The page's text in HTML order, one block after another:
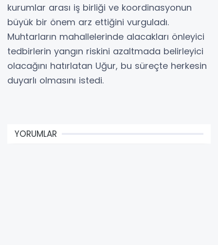
kurumlar arası iş birliği ve koordinasyonun
büyük bir önem arz ettiğini vurguladı.
Muhtarların mahallelerinde alacakları önleyici
tedbirlerin yangın riskini azaltmada belirleyici
olacağını hatırlatan Uğur, bu süreçte herkesin
duyarlı olmasını istedi.
YORUMLAR